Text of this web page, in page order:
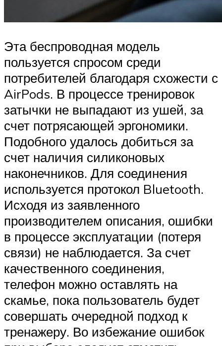
Эта беспроводная модель
пользуется спросом среди
потребителей благодаря схожести с
AirPods. В процессе тренировок
затычки не выпадают из ушей, за
счет потрясающей эргономики.
Подобного удалось добиться за
счет наличия силиконовых
наконечников. Для соединения
используется протокол Bluetooth.
Исходя из заявленного
производителем описания, ошибки
в процессе эксплуатации (потеря
связи) не наблюдается. За счет
качественного соединения,
телефон можно оставлять на
скамье, пока пользователь будет
совершать очередной подход к
тренажеру. Во избежание ошибок